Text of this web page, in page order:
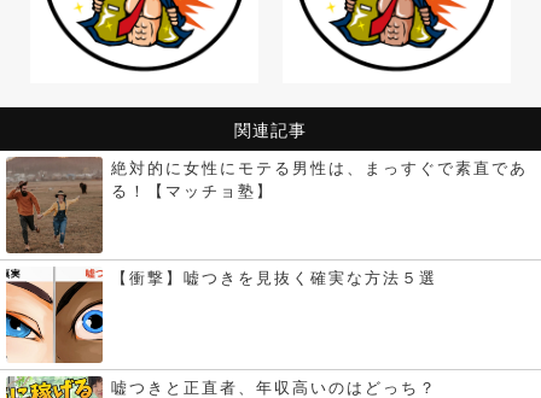
関連記事
絶対的に女性にモテる男性は、まっすぐで素直であ
る！【マッチョ塾】
【衝撃】嘘つきを見抜く確実な方法５選
嘘つきと正直者、年収高いのはどっち？